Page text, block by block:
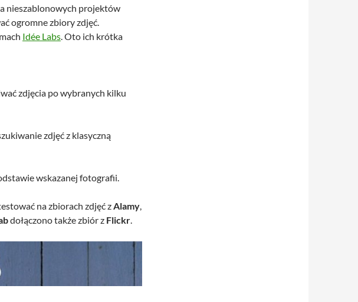
nieszablonowych projektów
ogromne zbiory zdjęć.
Idée Labs. Oto ich krótka
zdjęcia po wybranych kilku
zdjęć z klasyczną
wskazanej fotografii.
na zbiorach zdjęć zAlamy,
dołączono także zbiór z Flickr.